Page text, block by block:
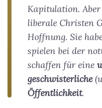
Kapitulation.
liberale Christen
Hoffnung. Sie
spielen bei der
schaffen für eine
geschwisterliche
Öffentlichkeit.